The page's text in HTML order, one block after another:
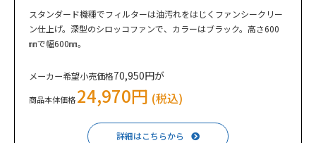
スタンダード機種でフィルターは油汚れをはじくファンシークリー
ン仕上げ。深型のシロッコファンで、カラーはブラック。高さ600
㎜で幅600㎜。
メーカー希望小売価格70,950円が
商品本体価格24,970円 (税込)
詳細はこちらから